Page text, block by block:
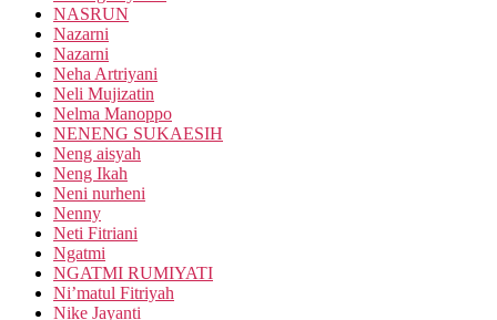
NASRUN
Nazarni
Nazarni
Neha Artriyani
Neli Mujizatin
Nelma Manoppo
NENENG SUKAESIH
Neng aisyah
Neng Ikah
Neni nurheni
Nenny
Neti Fitriani
Ngatmi
NGATMI RUMIYATI
Ni’matul Fitriyah
Nike Jayanti